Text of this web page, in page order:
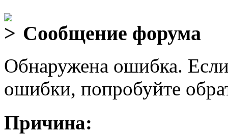
Сообщение форума
Обнаружена ошибка.
ошибки, попробуйте
Причина: